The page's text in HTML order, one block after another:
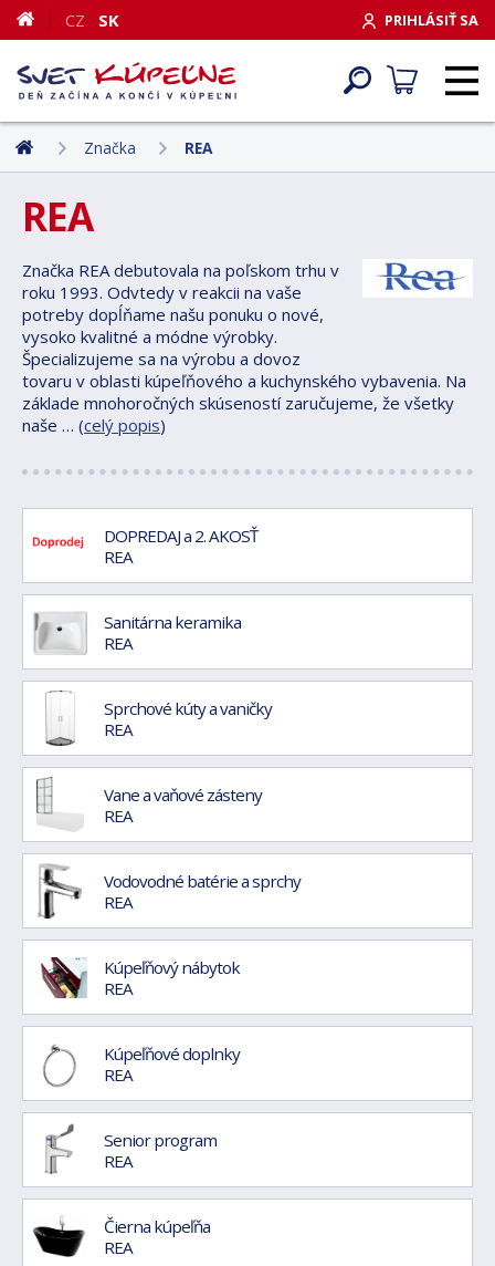
PRIHLÁSIŤ SA
CZ SK
Značka REA
REA
Značka REA debutovala na poľskom trhu v
roku 1993. Odvtedy v reakcii na vaše
potreby dopĺňame našu ponuku o nové,
vysoko kvalitné a módne výrobky.
Špecializujeme sa na výrobu a dovoz
tovaru v oblasti kúpeľňového a kuchynského vybavenia. Na
základe mnohoročných skúseností zaručujeme, že všetky
naše … (celý popis)
DOPREDAJ a 2. AKOSŤ
REA
Sanitárna keramika
REA
Sprchové kúty a vaničky
REA
Vane a vaňové zásteny
REA
Vodovodné batérie a sprchy
REA
Kúpeľňový nábytok
REA
Kúpeľňové doplnky
REA
Senior program
REA
Čierna kúpeľňa
REA